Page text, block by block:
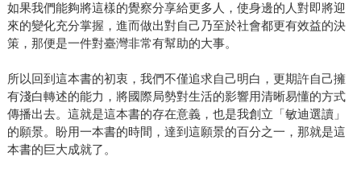
如果我們能夠將這樣的覺察分享給更多人，使身邊的人對即將迎
來的變化充分掌握，進而做出對自己乃至於社會都更有效益的決
策，那便是一件對臺灣非常有幫助的大事。
所以回到這本書的初衷，我們不僅追求自己明白，更期許自己擁
有淺白轉述的能力，將國際局勢對生活的影響用清晰易懂的方式
傳播出去。這就是這本書的存在意義，也是我創立「敏迪選讀」
的願景。盼用一本書的時間，達到這願景的百分之一，那就是這
本書的巨大成就了。